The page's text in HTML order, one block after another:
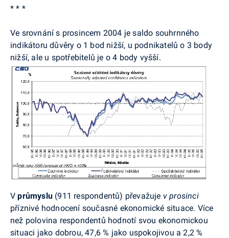
* * *
Ve srovnání s prosincem 2004 je saldo souhrnného
indikátoru důvěry o 1 bod nižší, u podnikatelů o 3 body
nižší, ale u spotřebitelů je o 4 body vyšší.
Vprůmyslu (911 respondentů) převažuje v prosinci
příznivé hodnocení současné ekonomické situace. Více
než polovina respondentů hodnotí svou ekonomickou
situaci jako dobrou, 47,6 % jako uspokojivou a 2,2 %